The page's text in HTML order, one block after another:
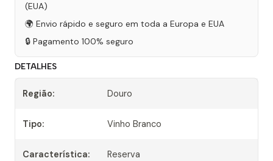
(EUA)
🌍 Envio rápido e seguro em toda a Europa e EUA
🔒 Pagamento 100% seguro
DETALHES
Região: Douro
Tipo: Vinho Branco
Característica: Reserva